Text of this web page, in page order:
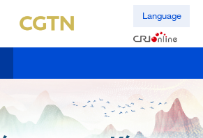
Language